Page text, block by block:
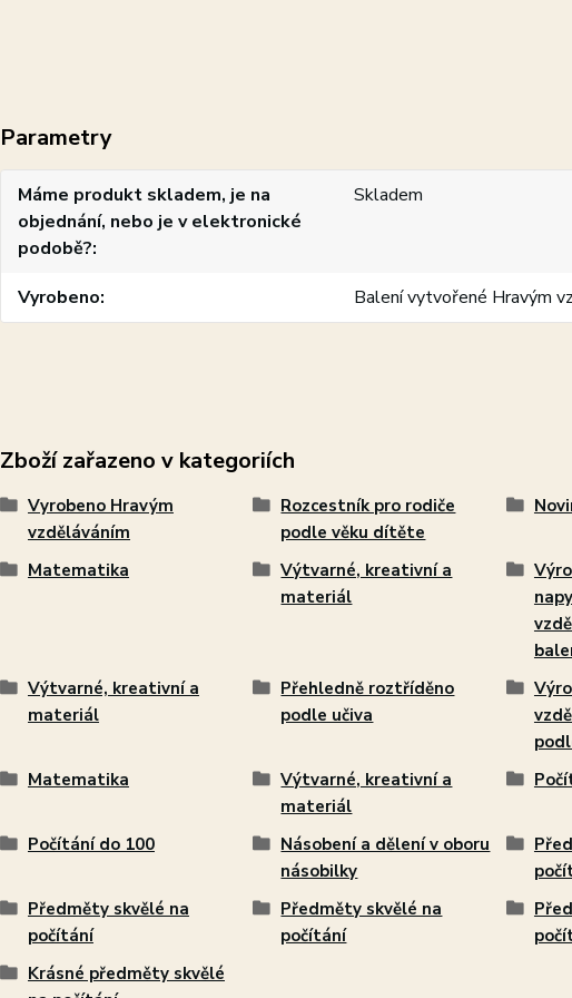
Parametry
Máme produkt skladem, je na
objednání, nebo je v elektronické
podobě?
Skladem
Vyrobeno Balení vytvořené Hravým
Zboží zařazeno v kategoriích
Vyrobeno Hravým
vzděláváním
Rozcestník pro rodiče
podle věku dítěte
Matematika
Výtvarné, kreativní a
materiál
Výtvarné, kreativní a
materiál
Přehledně roztříděno
podle učiva
Matematika
Výtvarné, kreativní a
materiál
Počítání do 100
Násobení a dělení v oboru
násobilky
Předměty skvělé na
počítání
Předměty skvělé na
počítání
Krásné předměty skvělé